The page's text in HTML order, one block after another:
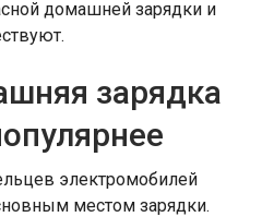
домашней зарядки и
зарядка
электромобилей
местом зарядки.